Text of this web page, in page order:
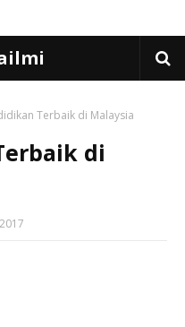
Terbaik di Malaysia
di